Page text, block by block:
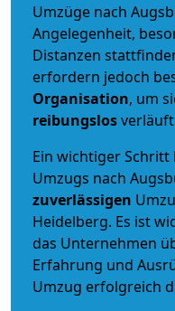
Umzüge nach
Angelegenheit,
Distanzen
erfordern jedoch
Organisation, um
reibungslos
Ein wichtiger
Umzugs nach
zuverlässigen
Heidelberg. Es ist
das Unternehmen
Erfahrung und
Umzug erfolgreich